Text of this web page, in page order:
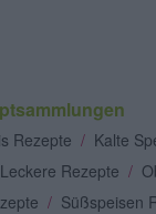
Rezepte / Kalte
Leckere Rezepte /
/ Süßspeisen